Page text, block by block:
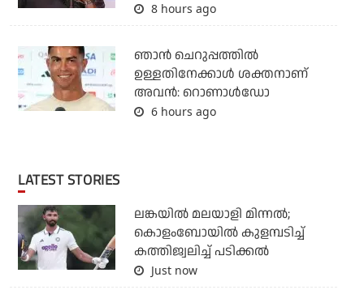
8 hours ago
ഞാന്‍ ചെറുപ്പത്തില്‍
ഉള്ളതിനേക്കാള്‍ ശക്തനാണ്
അവന്‍: റൊണാള്‍ഡോ
6 hours ago
LATEST STORIES
ലങ്കയില്‍ മലയാളി മിന്നല്‍;
കൊളംബോയിൽ കുളമ്പടിച്ച്
കത്തിജ്വലിച്ച് പടിക്കല്‍
Just now